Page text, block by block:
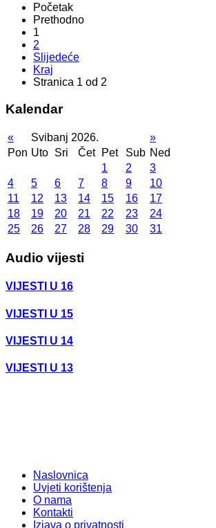
Početak
Prethodno
1
2
Slijedeće
Kraj
Stranica 1 od 2
Kalendar
« Svibanj 2026.
»
Pon Uto Sri Čet Pet Sub Ned
1
2
3
4
5 6 7 8 9
10
11
12 13 14 15 16
17
18
19 20 21 22 23
24
25
26 27 28 29 30 31
Audio vijesti
VIJESTI U 16
VIJESTI U 15
VIJESTI U 14
VIJESTI U 13
Naslovnica
Uvjeti korištenja
O nama
Kontakti
Izjava o privatnosti